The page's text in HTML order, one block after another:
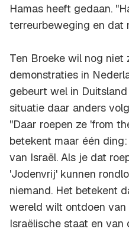
Hamas heeft gedaan.
terreurbeweging en dat
Ten Broeke wil nog niet
demonstraties in
gebeurt wel in
situatie daar anders
"Daar roepen ze 'from
betekent maar één
van Israël. Als je dat
'Jodenvrij' kunnen
niemand. Het betekent
wereld wilt ontdoen van
Israëlische staat en van